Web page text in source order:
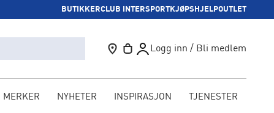
BUTIKKERCLUB INTERSPORTKJØPSHJELPOUTLET
Logg inn / Bli medlem
MERKER NYHETER INSPIRASJON TJENESTER